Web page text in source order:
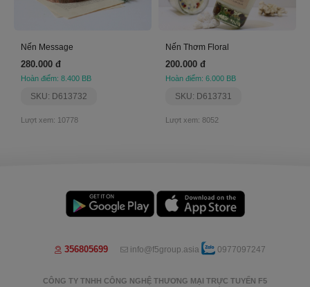
Nến Message
280.000 đ
Hoàn điểm: 8.400 BB
SKU: D613732
Lượt xem: 10778
Nến Thơm Floral
200.000 đ
Hoàn điểm: 6.000 BB
SKU: D613731
Lượt xem: 8052
356805699 info@f5group.asia 0977097247
CÔNG TY TNHH CÔNG NGHỆ THƯƠNG MẠI TRỰC TUYẾN F5